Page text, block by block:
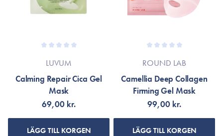
LUVUM
Calming Repair Cica Gel
Mask
69,00 kr.
LÄGG TILL KORGEN
ROUND LAB
Camellia Deep Collagen
Firming Gel Mask
99,00 kr.
LÄGG TILL KORGEN